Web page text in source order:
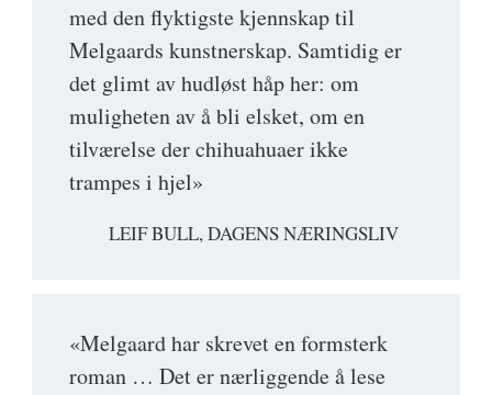
med den flyktigste kjennskap til
Melgaards kunstnerskap. Samtidig er
det glimt av hudløst håp her: om
muligheten av å bli elsket, om en
tilværelse der chihuahuaer ikke
trampes i hjel»
LEIF BULL, DAGENS NÆRINGSLIV
«Melgaard har skrevet en formsterk
roman … Det er nærliggende å lese